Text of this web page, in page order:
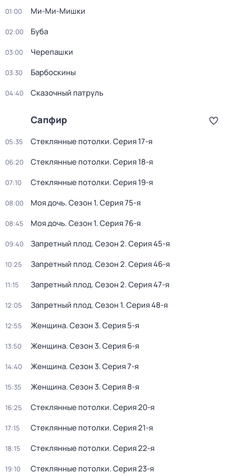
01:00 Ми-Ми-Мишки
02:00 Буба
03:00 Черепашки
03:30 Барбоскины
04:40 Сказочный патруль
Сапфир
05:35 Стеклянные потолки. Серия 17-я
06:20 Стеклянные потолки. Серия 18-я
07:10 Стеклянные потолки. Серия 19-я
08:00 Моя дочь. Сезон 1. Серия 75-я
08:45 Моя дочь. Сезон 1. Серия 76-я
09:40 Запретный плод. Сезон 2. Серия 45-я
10:25 Запретный плод. Сезон 2. Серия 46-я
11:15 Запретный плод. Сезон 2. Серия 47-я
12:05 Запретный плод. Сезон 1. Серия 48-я
12:55 Женщина. Сезон 3. Серия 5-я
13:50 Женщина. Сезон 3. Серия 6-я
14:40 Женщина. Сезон 3. Серия 7-я
15:35 Женщина. Сезон 3. Серия 8-я
16:25 Стеклянные потолки. Серия 20-я
17:15 Стеклянные потолки. Серия 21-я
18:15 Стеклянные потолки. Серия 22-я
19:10 Стеклянные потолки. Серия 23-я